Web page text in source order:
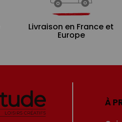
Livraison en France et
Europe
À